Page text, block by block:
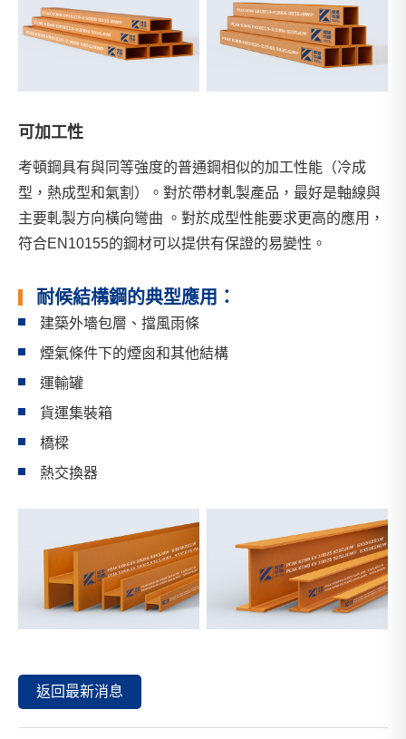
可加工性
考頓鋼具有與同等強度的普通鋼相似的加工性能（冷成
型，熱成型和氣割）。對於帶材軋製產品，最好是軸線與
主要軋製方向橫向彎曲 。對於成型性能要求更高的應用，
符合EN10155的鋼材可以提供有保證的易變性。
耐候結構鋼的典型應用：
建築外墻包層、擋風雨條
煙氣條件下的煙囪和其他結構
運輸罐
貨運集裝箱
橋樑
熱交換器
返回最新消息